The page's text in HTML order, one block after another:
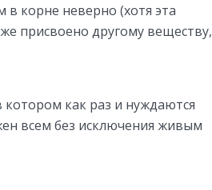
корне неверно (хотя эта
присвоено другому веществу,
как раз и нуждаются
всем без исключения живым